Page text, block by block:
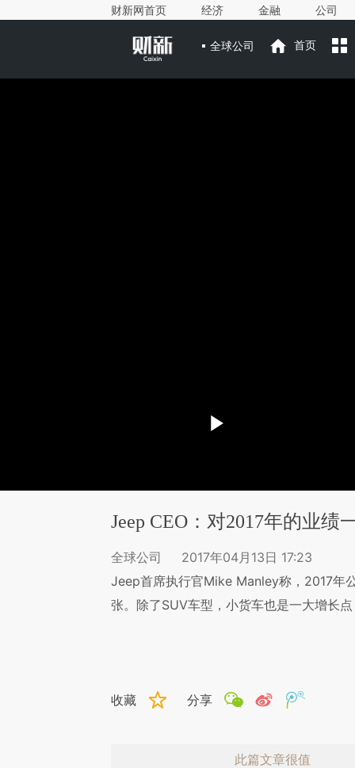
财新网首页 经济 金融 公司
全球公司 首页
Jeep CEO：对2017年的业绩
全球公司
2017年04月13日 17:23
Jeep首席执行官Mike Manley称，2017年
张。除了SUV车型，小货车也是一大增长
收藏 分享
此篇文章很值